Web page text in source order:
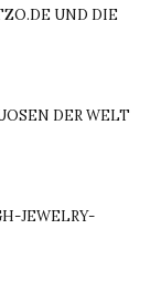
UND DIE
DER WELT
JEWELRY-